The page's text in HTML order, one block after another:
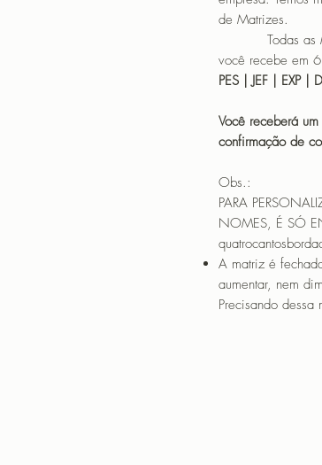
de Matrizes.
Todas as
você recebe em
PES | JEF | EXP |
Você receberá
confirmação de
Obs.:
PARA
NOMES, É SÓ
A matriz é
aumentar, nem
Precisando dessa